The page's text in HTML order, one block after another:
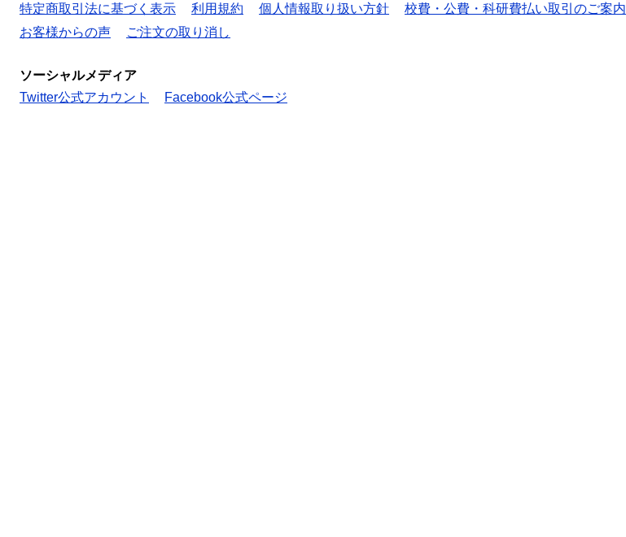
特定商取引法に基づく表示
利用規約 個人情報取り扱い方針 校費・公費・科研費払い取引のご案内
お客様からの声
ご注文の取り消し
ソーシャルメディア
Twitter公式アカウント
Facebook公式ページ